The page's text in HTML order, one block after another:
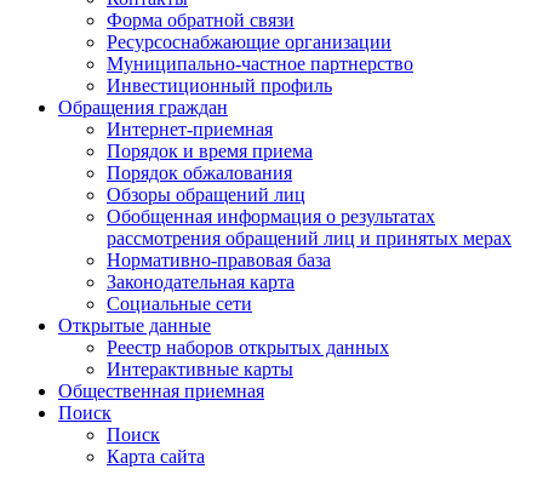
Форма обратной связи
Ресурсоснабжающие организации
Муниципально-частное партнерство
Инвестиционный профиль
Обращения граждан
Интернет-приемная
Порядок и время приема
Порядок обжалования
Обзоры обращений лиц
Обобщенная информация о результатах
рассмотрения обращений лиц и принятых мерах
Нормативно-правовая база
Законодательная карта
Социальные сети
Открытые данные
Реестр наборов открытых данных
Интерактивные карты
Общественная приемная
Поиск
Поиск
Карта сайта